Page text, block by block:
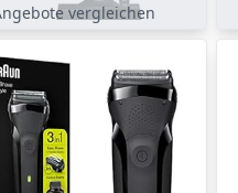
vergleichen